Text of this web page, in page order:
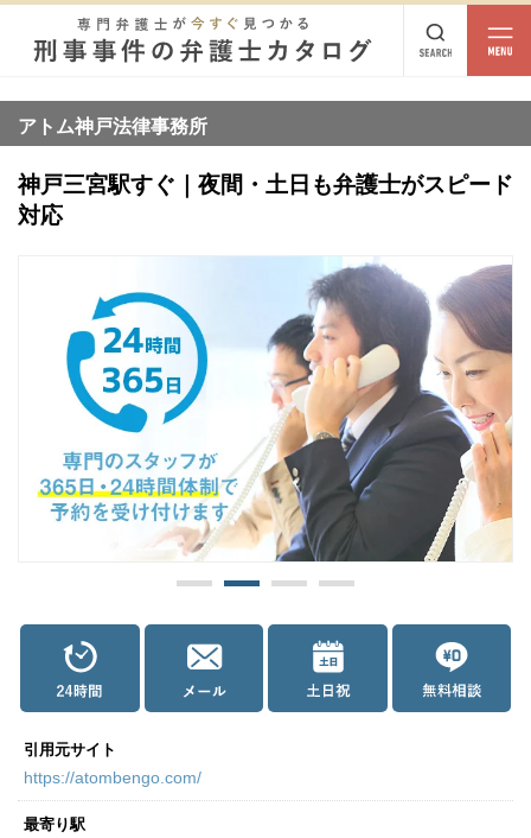
北海道・東北
北陸・甲信越
富山 石川 山梨 長野
栃木 群馬 千葉 東京 神奈川
東海
岐阜 静岡 愛知 三重
徳島 香川 愛媛 高知
アトム神戸法律事務所
神戸三宮駅すぐ｜夜間・土日も弁護士がスピード
対応
引用元サイト
https://atombengo.com/
最寄り駅